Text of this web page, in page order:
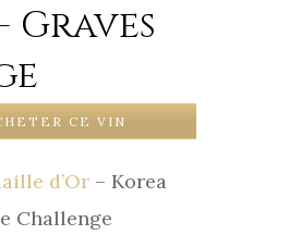
Graves
CE VIN
d’Or – Korea
Challenge